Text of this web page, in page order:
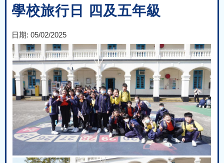
學校旅行日 四及五年級
日期: 05/02/2025